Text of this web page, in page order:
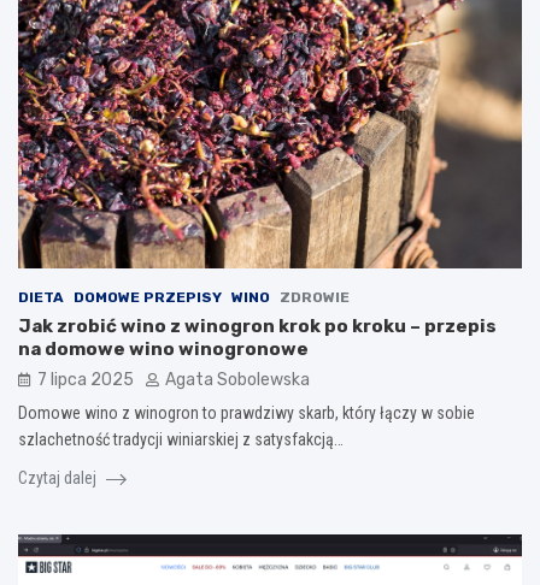
DIETA DOMOWE PRZEPISY WINO ZDROWIE
Jak zrobić wino z winogron krok po kroku – przepis
na domowe wino winogronowe
7 lipca 2025 Agata Sobolewska
Domowe wino z winogron to prawdziwy skarb, który łączy w sobie
szlachetność tradycji winiarskiej z satysfakcją…
Czytaj dalej